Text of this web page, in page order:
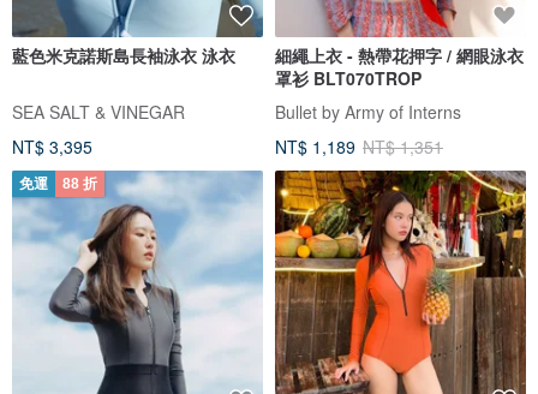
藍色米克諾斯島長袖泳衣 泳衣
SEA SALT & VINEGAR
NT$ 3,395
細繩上衣 - 熱帶花押字 / 網眼泳衣
罩衫 BLT070TROP
Bullet by Army of Interns
NT$ 1,189 NT$ 1,351
免運 88 折